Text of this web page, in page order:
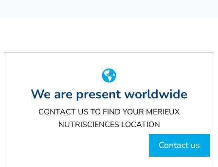
Contact us
We are present worldwide
CONTACT US TO FIND YOUR MERIEUX
NUTRISCIENCES LOCATION